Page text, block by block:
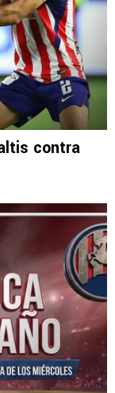
contra